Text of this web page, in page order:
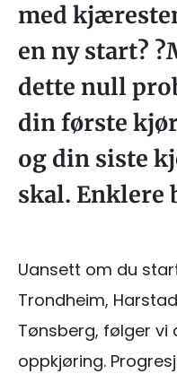
med
en ny start?
dette null
din første
og din siste
skal. Enklere
Uansett om du
Trondheim,
Tønsberg, følger vi
oppkjøring.